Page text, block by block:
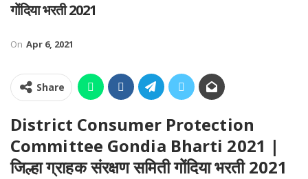
गोंदिया भरती 2021
On Apr 6, 2021
Share
District Consumer Protection
Committee Gondia Bharti 2021 |
जिल्हा ग्राहक संरक्षण समिती गोंदिया भरती 2021